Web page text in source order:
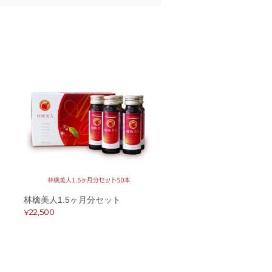
林檎美人1.5ヶ月分セット
¥22,500